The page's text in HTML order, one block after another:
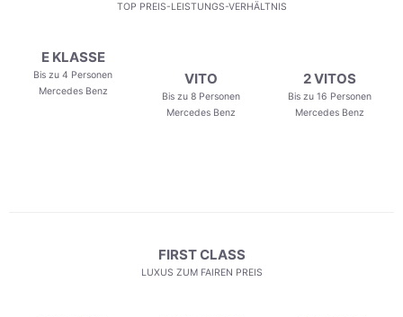
TOP PREIS-LEISTUNGS-VERHÄLTNIS
E KLASSE
Bis zu 4 Personen
Mercedes Benz
VITO
Bis zu 8 Personen
Mercedes Benz
2 VITOS
Bis zu 16 Personen
Mercedes Benz
FIRST CLASS
LUXUS ZUM FAIREN PREIS